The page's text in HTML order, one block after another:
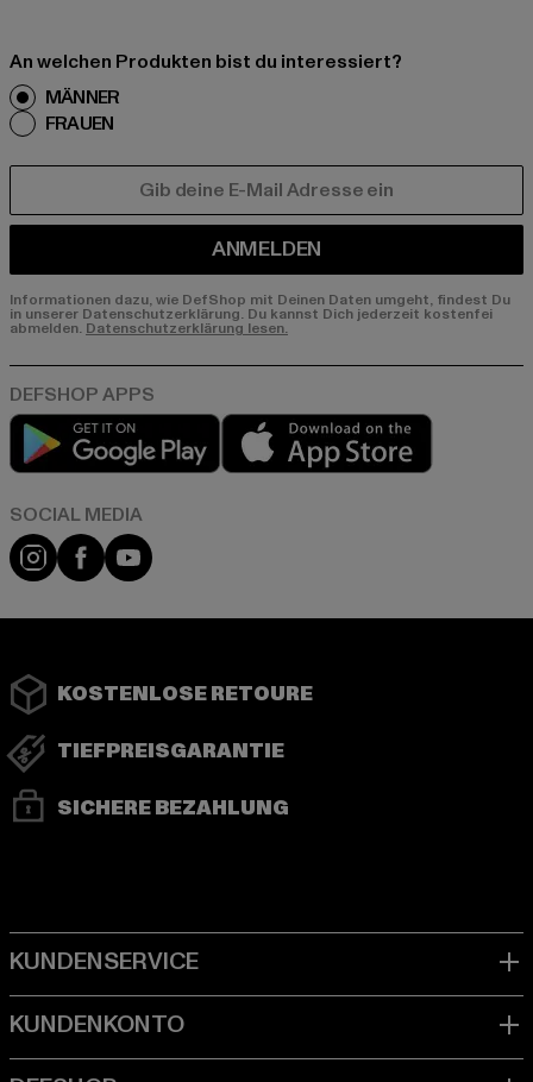
An welchen Produkten bist du interessiert?
MÄNNER
FRAUEN
ANMELDEN
Informationen dazu, wie DefShop mit Deinen Daten umgeht, findest Du
in unserer Datenschutzerklärung. Du kannst Dich jederzeit kostenfei
abmelden. Datenschutzerklärung lesen.
Play market
Instagram
FacebookYouTube
KOSTENLOSE RETOURE
TIEFPREISGARANTIE
SICHERE BEZAHLUNG